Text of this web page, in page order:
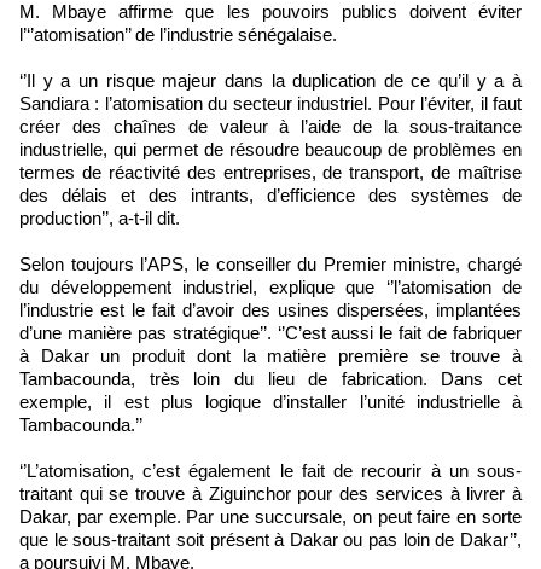
M. Mbaye affirme que les pouvoirs publics doivent éviter
l’‘’atomisation’’ de l’industrie sénégalaise.
‘’Il y a un risque majeur dans la duplication de ce qu’il y a à
Sandiara : l’atomisation du secteur industriel. Pour l’éviter, il faut
créer des chaînes de valeur à l’aide de la sous-traitance
industrielle, qui permet de résoudre beaucoup de problèmes en
termes de réactivité des entreprises, de transport, de maîtrise
des délais et des intrants, d’efficience des systèmes de
production’’, a-t-il dit.
Selon toujours l’APS, le conseiller du Premier ministre, chargé
du développement industriel, explique que ‘’l’atomisation de
l’industrie est le fait d’avoir des usines dispersées, implantées
d’une manière pas stratégique’’. ‘’C’est aussi le fait de fabriquer
à Dakar un produit dont la matière première se trouve à
Tambacounda, très loin du lieu de fabrication. Dans cet
exemple, il est plus logique d’installer l’unité industrielle à
Tambacounda.’’
‘’L’atomisation, c’est également le fait de recourir à un sous-
traitant qui se trouve à Ziguinchor pour des services à livrer à
Dakar, par exemple. Par une succursale, on peut faire en sorte
que le sous-traitant soit présent à Dakar ou pas loin de Dakar’’,
a poursuivi M. Mbaye.